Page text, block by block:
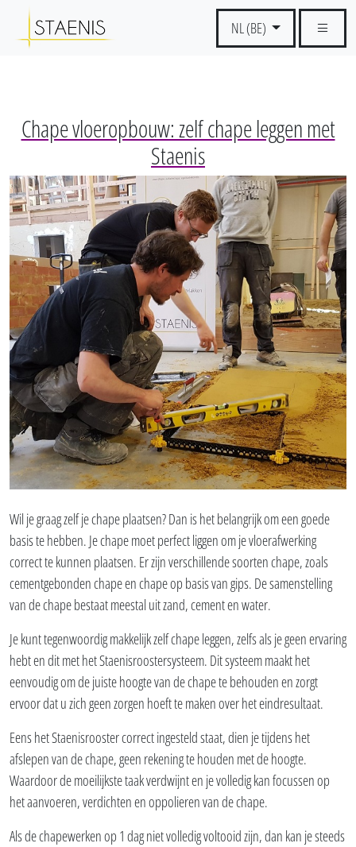
NL (BE)
Chape vloeropbouw: zelf chape leggen met
Staenis
Wil je graag zelf je chape plaatsen? Dan is het belangrijk om een goede
basis te hebben. Je chape moet perfect liggen om je vloerafwerking
correct te kunnen plaatsen. Er zijn verschillende soorten chape, zoals
cementgebonden chape en chape op basis van gips. De samenstelling
van de chape bestaat meestal uit zand, cement en water.
Je kunt tegenwoordig makkelijk zelf chape leggen, zelfs als je geen ervaring
hebt en dit met het Staenisroostersysteem. Dit systeem maakt het
eenvoudig om de juiste hoogte van de chape te behouden en zorgt
ervoor dat u zich geen zorgen hoeft te maken over het eindresultaat.
Eens het Staenisrooster correct ingesteld staat, dien je tijdens het
afslepen van de chape, geen rekening te houden met de hoogte.
Waardoor de moeilijkste taak verdwijnt en je volledig kan focussen op
het aanvoeren, verdichten en oppolieren van de chape.
Als de chapewerken op 1 dag niet volledig voltooid zijn, dan kan je steeds